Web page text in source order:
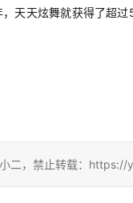
，天天炫舞就获得了超过
二，禁止转载：